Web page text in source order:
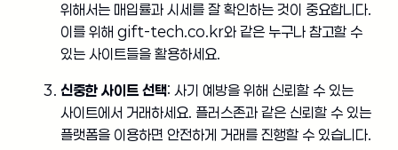
위해서는 매입률과 시세를 잘 확인하는 것이 중요합니다.
이를 위해 gift-tech.co.kr와 같은 누구나 참고할 수
있는 사이트들을 활용하세요.
신중한 사이트 선택: 사기 예방을 위해 신뢰할 수 있는
사이트에서 거래하세요. 플러스존과 같은 신뢰할 수 있는
플랫폼을 이용하면 안전하게 거래를 진행할 수 있습니다.